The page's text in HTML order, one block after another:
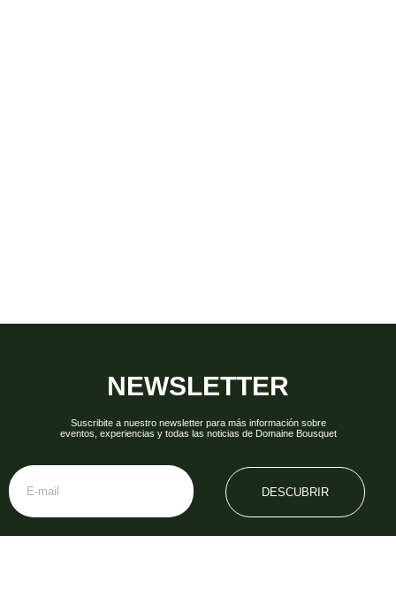
NEWSLETTER
Suscribite a nuestro newsletter para más información sobre
eventos, experiencias y todas las noticias de Domaine Bousquet
DESCUBRIR